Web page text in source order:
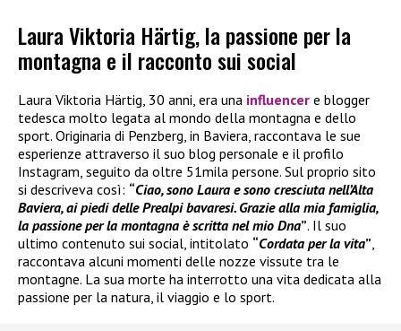
Laura Viktoria Härtig, la passione per la
montagna e il racconto sui social
Laura Viktoria Härtig, 30 anni, era una influencer e blogger
tedesca molto legata al mondo della montagna e dello
sport. Originaria di Penzberg, in Baviera, raccontava le sue
esperienze attraverso il suo blog personale e il profilo
Instagram, seguito da oltre 51mila persone. Sul proprio sito
si descriveva così: “Ciao, sono Laura e sono cresciuta nell’Alta
Baviera, ai piedi delle Prealpi bavaresi. Grazie alla mia famiglia,
la passione per la montagna è scritta nel mio Dna”. Il suo
ultimo contenuto sui social, intitolato “Cordata per la vita”
raccontava alcuni momenti delle nozze vissute tra le
montagne. La sua morte ha interrotto una vita dedicata alla
passione per la natura, il viaggio e lo sport.